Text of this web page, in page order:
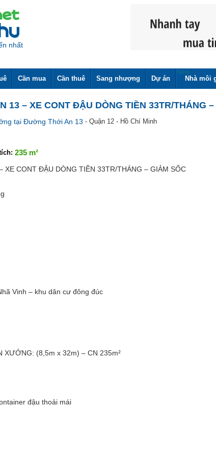
nhất
Cần mua Cần thuê Sang nhượng Dự án
New
Nhà môi
13 – XE CONT ĐẬU DÒNG TIỀN 33TR/THÁNG
tại Đường Thới An 13 - Quận 12 - Hồ Chí Minh
235 m²
XE CONT ĐẬU DÒNG TIỀN 33TR/THÁNG – GIẢM SỐC
Vinh – khu dân cư đông đúc
XƯỞNG: (8,5m x 32m) – CN 235m²
đậu thoải mái